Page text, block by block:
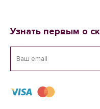
Узнать первым о